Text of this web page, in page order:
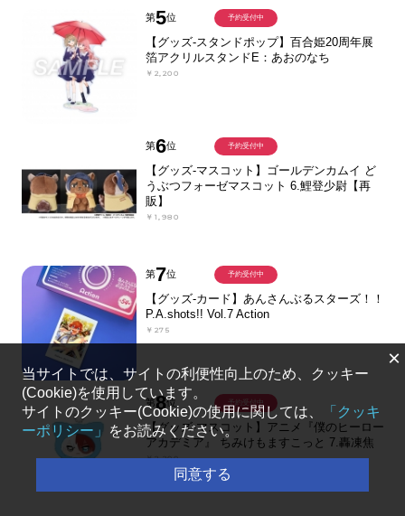
第5位
【グッズ-スタンドポップ】百合姫20周年展
箔アクリルスタンドE：あおのなち
￥2,200
予約受付中
第6位
【グッズ-マスコット】ゴールデンカムイ ど
うぶつフォーゼマスコット 6.鯉登少尉【再
販】
￥1,980
予約受付中
第7位
【グッズ-カード】あんさんぶるスターズ！！
P.A.shots!! Vol.7 Action
￥275
予約受付中
第8位
【グッズ-マスコット】アニメ『僕のヒーロー
アカデミア』 ちみけもますこっと 7.轟凍焦
￥2,200
予約受付中
×
当サイトでは、サイトの利便性向上のため、クッキー
(Cookie)を使用しています。
サイトのクッキー(Cookie)の使用に関しては、
「クッキ
ーポリシー」
をお読みください。
同意する